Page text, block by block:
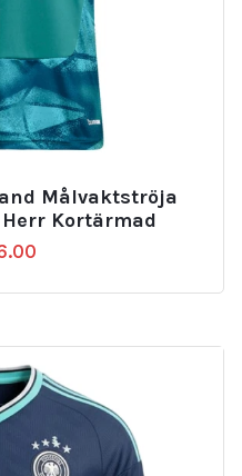
Målvaktströja
Kortärmad